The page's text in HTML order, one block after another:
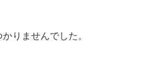
りませんでした。